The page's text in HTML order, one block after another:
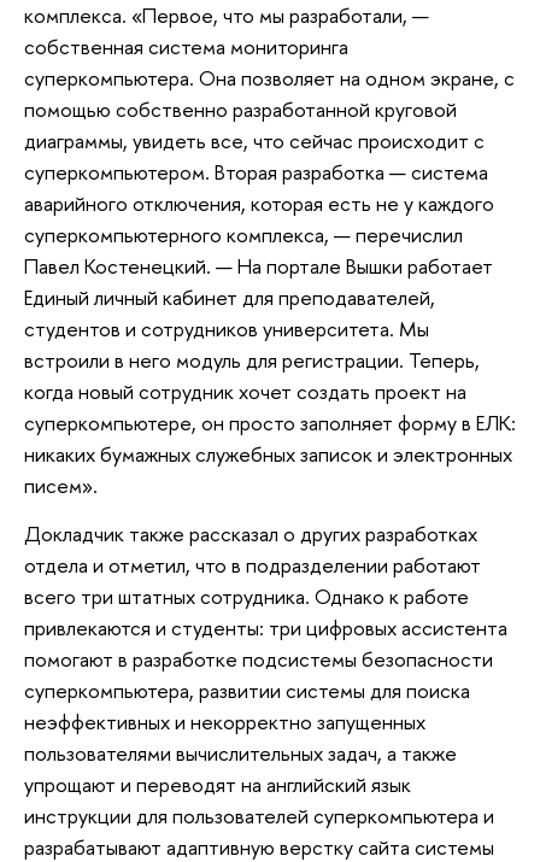
комплекса. «Первое, что мы разработали, —
собственная система мониторинга
суперкомпьютера. Она позволяет на одном экране, с
помощью собственно разработанной круговой
диаграммы, увидеть все, что сейчас происходит с
суперкомпьютером. Вторая разработка — система
аварийного отключения, которая есть не у каждого
суперкомпьютерного комплекса, — перечислил
Павел Костенецкий. — На портале Вышки работает
Единый личный кабинет для преподавателей,
студентов и сотрудников университета. Мы
встроили в него модуль для регистрации. Теперь,
когда новый сотрудник хочет создать проект на
суперкомпьютере, он просто заполняет форму в ЕЛК:
никаких бумажных служебных записок и электронных
писем».
Докладчик также рассказал о других разработках
отдела и отметил, что в подразделении работают
всего три штатных сотрудника. Однако к работе
привлекаются и студенты: три цифровых ассистента
помогают в разработке подсистемы безопасности
суперкомпьютера, развитии системы для поиска
неэффективных и некорректно запущенных
пользователями вычислительных задач, а также
упрощают и переводят на английский язык
инструкции для пользователей суперкомпьютера и
разрабатывают адаптивную верстку сайта системы